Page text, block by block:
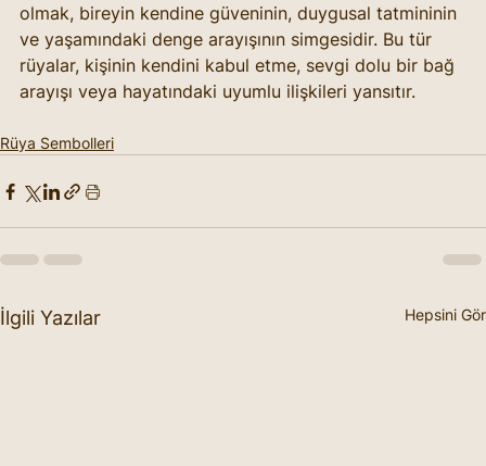
olmak, bireyin kendine güveninin, duygusal tatmininin
ve yaşamındaki denge arayışının simgesidir. Bu tür
rüyalar, kişinin kendini kabul etme, sevgi dolu bir bağ
arayışı veya hayatındaki uyumlu ilişkileri yansıtır.
Rüya Sembolleri
İlgili Yazılar Hepsini Gör